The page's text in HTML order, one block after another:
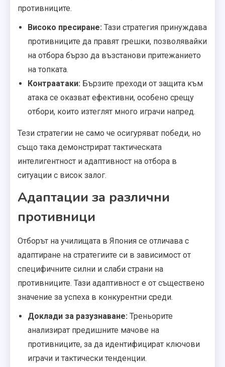
противниците.
Високо пресиране: Тази стратегия принуждава
противниците да правят грешки, позволявайки
на отбора бързо да възстанови притежанието
на топката.
Контраатаки: Бързите преходи от защита към
атака се оказват ефективни, особено срещу
отбори, които изтеглят много играчи напред.
Тези стратегии не само че осигуряват победи, но
също така демонстрират тактическата
интелигентност и адаптивност на отбора в
ситуации с висок залог.
Адаптации за различни
противници
Отборът на училищата в Япония се отличава с
адаптиране на стратегиите си в зависимост от
специфичните силни и слаби страни на
противниците. Тази адаптивност е от съществено
значение за успеха в конкурентни среди.
Доклади за разузнаване: Треньорите
анализират предишните мачове на
противниците, за да идентифицират ключови
играчи и тактически тенденции.